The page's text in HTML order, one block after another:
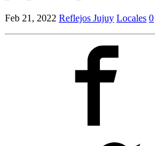
Feb 21, 2022 Reflejos Jujuy Locales 0